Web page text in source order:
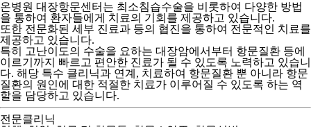
온병원 대장항문센터는 최소침습수술을 비롯하여 다양한 방법
을 통하여 환자들에게 치료의 기회를 제공하고 있습니다.
또한 전문화된 세부 진료과 등의 협진을 통하여 전문적인 치료를
제공하고 있습니다.
특히 고난이도의 수술을 요하는 대장암에서부터 항문질환 등에
이르기까지 빠르고 편안한 진료가 될 수 있도록 노력하고 있습니
다. 해당 특수 클리닉과 연계, 치료하여 항문질환 뿐 아니라 항문
질환의 원인에 대한 적절한 치료가 이루어질 수 있도록 하는 역
할을 담당하고 있습니다.
전문클리닉